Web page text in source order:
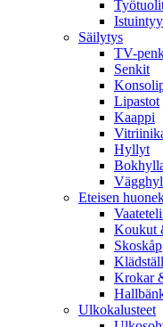
Säilytys
TV-
Senkit
Lipastot
Kaappi
Hyllyt
Eteisen
Koukut
Skoskåp
Krokar
Ulkokalusteet